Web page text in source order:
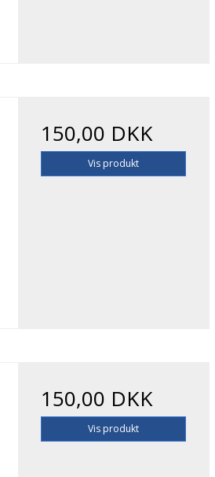
150,00 DKK
Vis produkt
150,00 DKK
Vis produkt